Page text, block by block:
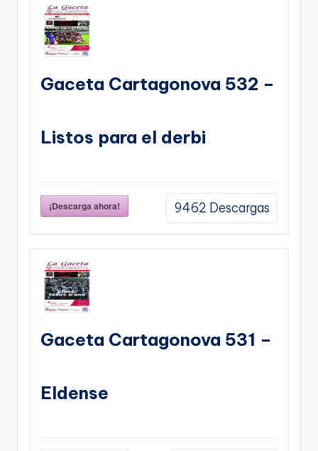
Gaceta Cartagonova 532 –
Listos para el derbi
¡Descarga ahora! 9462 Descargas
Gaceta Cartagonova 531 –
Eldense